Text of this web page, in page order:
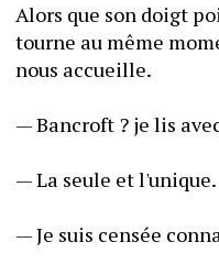
Alors que son doigt
tourne au même
nous accueille.
— Bancroft ? je lis
— La seule et l'unique.
— Je suis censée